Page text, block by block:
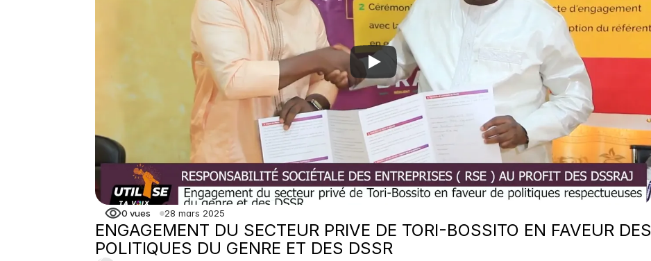
0 vues 28 mars 2025
ENGAGEMENT DU SECTEUR PRIVE DE TORI-BOSSITO EN FAVEUR DES
POLITIQUES DU GENRE ET DES DSSR